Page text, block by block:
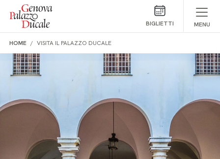
Salta al contenuto
BIGLIETTI MENU
HOME VISITA IL PALAZZO DUCALE